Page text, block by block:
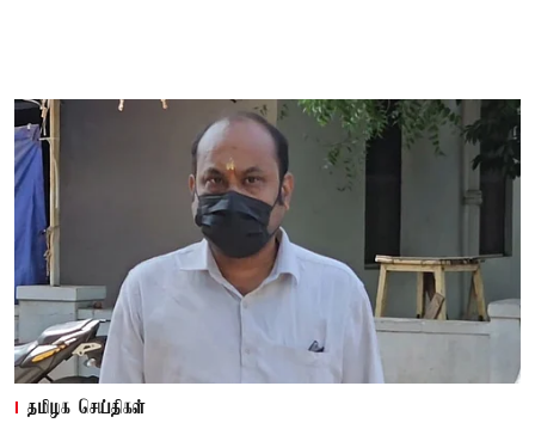
தமிழக செய்திகள்